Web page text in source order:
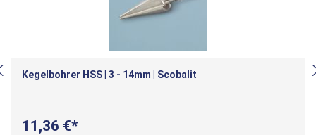
Kegelbohrer HSS | 3 - 14mm | Scobalit
11,36 €